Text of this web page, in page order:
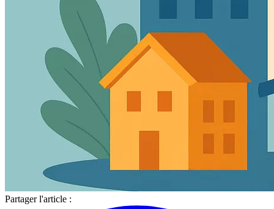
Partager l'article :